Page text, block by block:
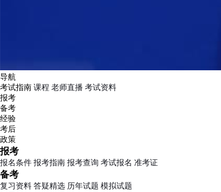
导航
考试指南 课程 老师直播 考试资料
报考
备考
经验
考后
政策
报考
报名条件 报考指南 报考查询 考试报名 准考证
备考
复习资料 答疑精选 历年试题 模拟试题